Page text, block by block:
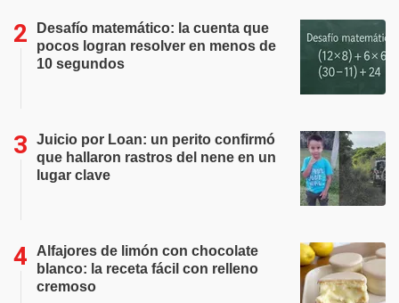
Desafío matemático: la cuenta que
pocos logran resolver en menos de
10 segundos
Juicio por Loan: un perito confirmó
que hallaron rastros del nene en un
lugar clave
Alfajores de limón con chocolate
blanco: la receta fácil con relleno
cremoso